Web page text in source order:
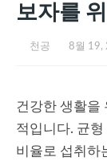
보자를
천공 8월 19,
건강한 생활을
적입니다. 균
비율로 섭취하